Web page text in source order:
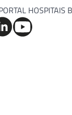
HOSPITAIS